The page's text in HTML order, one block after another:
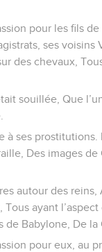
pour les fils de
ses voisins
des chevaux,
souillée, Que
à ses
Des images de
autour des reins,
ayant
de Babylone, De la
pour eux, au